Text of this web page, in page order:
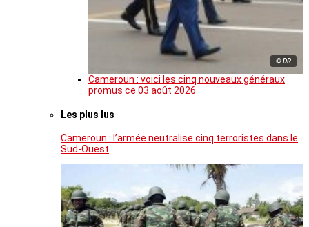
© DR
Cameroun : voici les cinq nouveaux généraux
promus ce 03 août 2026
Les plus lus
Cameroun : l’armée neutralise cinq terroristes dans le
Sud-Ouest